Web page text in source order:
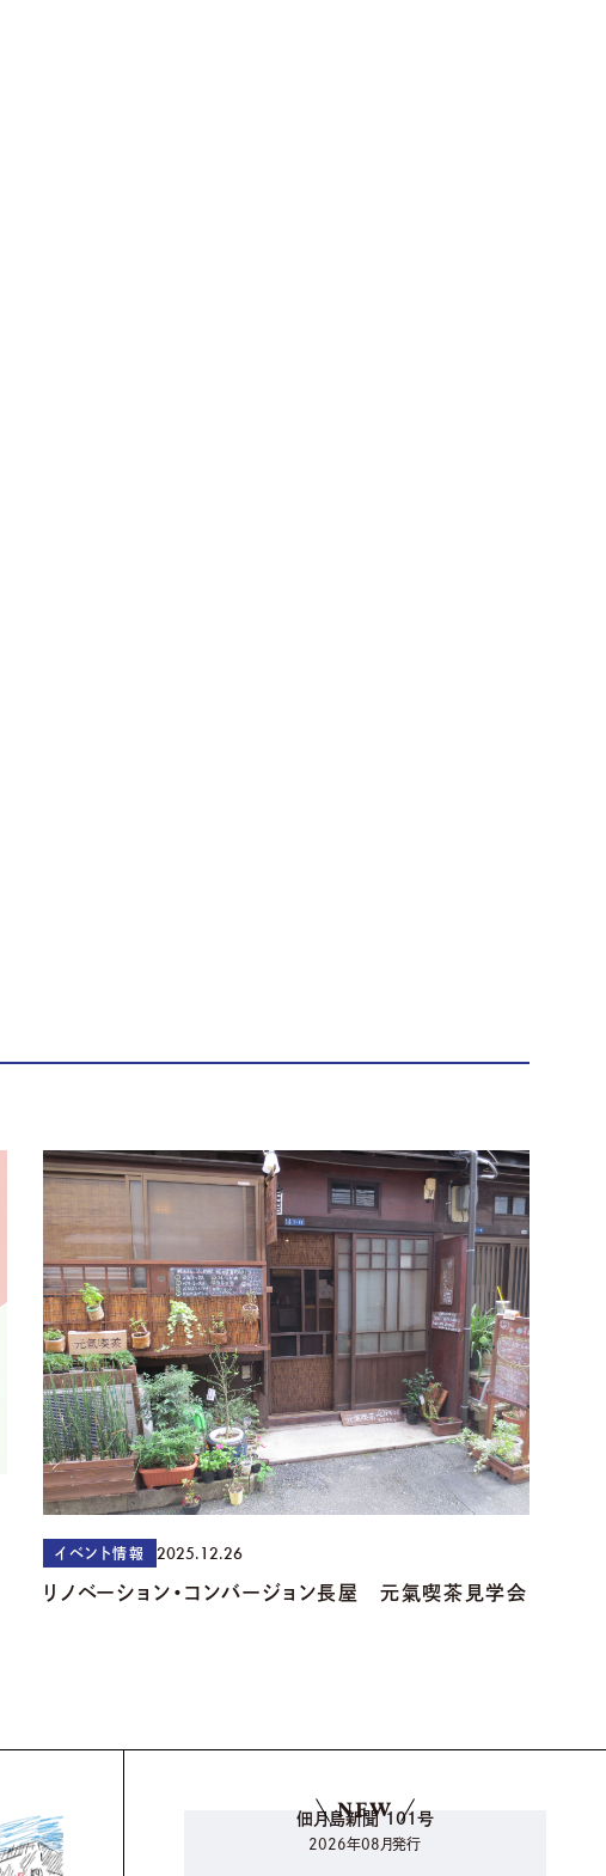
イベント情報 2025.12.26
リノベーション・コンバージョン長屋 元氣喫茶見学会
NEW
佃月島新聞 101号
2026年08月発行